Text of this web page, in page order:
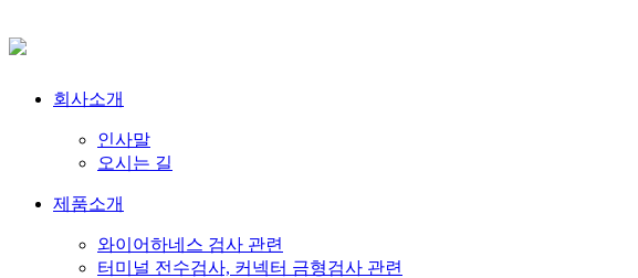
회사소개
인사말
오시는 길
제품소개
와이어하네스 검사 관련
터미널 전수검사, 커넥터 금형검사 관련